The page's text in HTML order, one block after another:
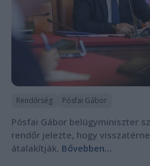
Rendőrség Pósfai Gábor
Pósfai Gábor belügyminiszter
rendőr jelezte, hogy
átalakítják. Bővebben...